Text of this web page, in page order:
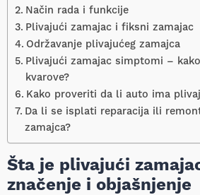
Način rada i funkcije
Plivajući zamajac i fiksni zamajac
Održavanje plivajućeg zamajca
Plivajući zamajac simptomi –
kvarove?
Kako proveriti da li auto ima
Da li se isplati reparacija ili
zamajca?
Šta je plivajući
značenje i objašnjenje